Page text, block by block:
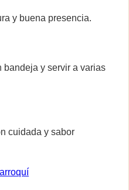
y buena presencia.
bandeja y servir a varias
cuidada y sabor